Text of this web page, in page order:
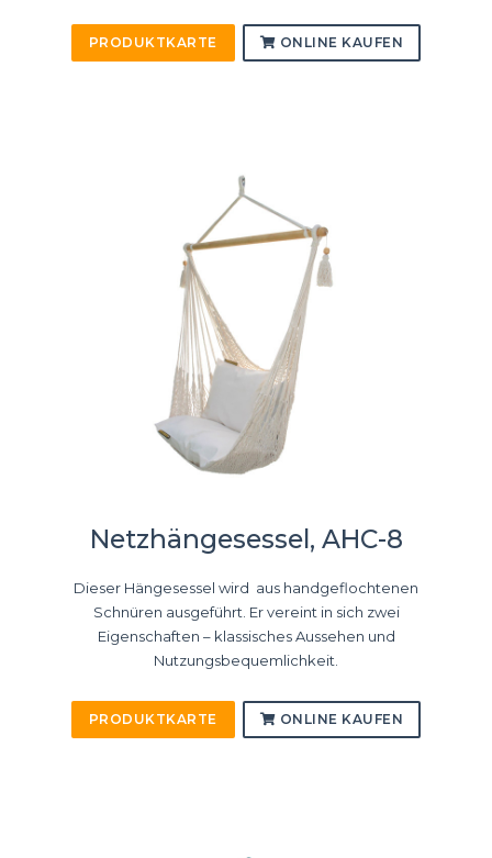
PRODUKTKARTE ONLINE KAUFEN
Netzhängesessel, AHC-8
Dieser Hängesessel wird aus handgeflochtenen
Schnüren ausgeführt. Er vereint in sich zwei
Eigenschaften – klassisches Aussehen und
Nutzungsbequemlichkeit.
PRODUKTKARTE ONLINE KAUFEN